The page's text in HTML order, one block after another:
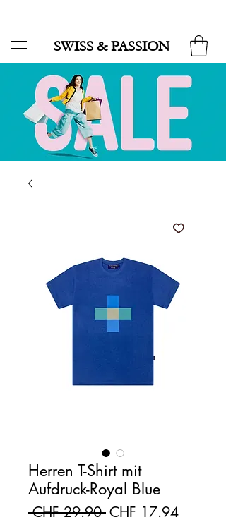
SWISS & PASSION
Herren T-Shirt mit
Aufdruck-Royal Blue
CHF 29.90 Standardpreis
CHF 17.94Sale-Preis